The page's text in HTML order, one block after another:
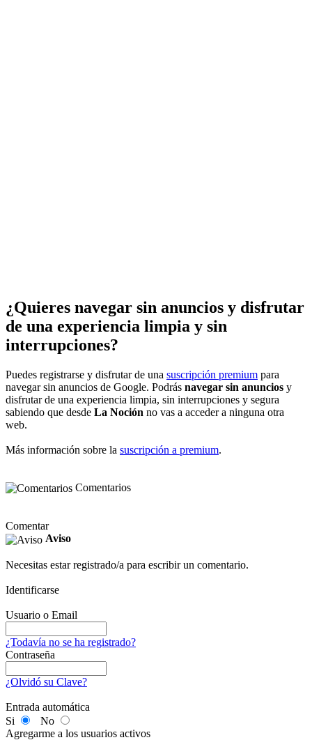
¿Quieres navegar sin anuncios y disfrutar
de una experiencia limpia y sin
interrupciones?
Puedes registrarse y disfrutar de una suscripción premium para
navegar sin anuncios de Google. Podrás navegar sin anuncios y
disfrutar de una experiencia limpia, sin interrupciones y segura
sabiendo que desde La Noción no vas a acceder a ninguna otra
web.
Más información sobre la suscripción a premium.
Comentarios
Comentar
Aviso
Necesitas estar registrado/a para escribir un comentario.
Identificarse
Usuario o Email
¿Todavía no se ha registrado?
Contraseña
¿Olvidó su Clave?
Entrada automática
Si
No
Agregarme a los usuarios activos